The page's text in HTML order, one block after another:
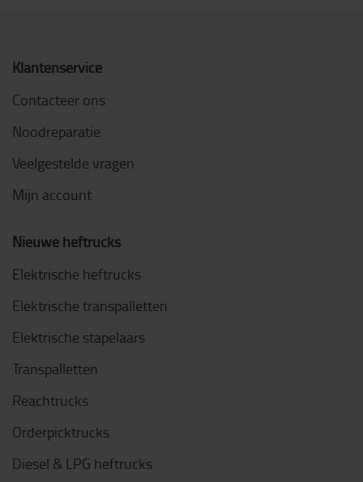
Klantenservice
Contacteer ons
Noodreparatie
Veelgestelde vragen
Mijn account
Nieuwe heftrucks
Elektrische heftrucks
Elektrische transpalletten
Elektrische stapelaars
Transpalletten
Reachtrucks
Orderpicktrucks
Diesel & LPG heftrucks